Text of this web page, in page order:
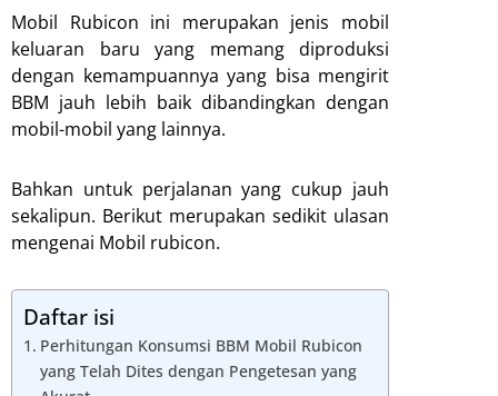
Mobil Rubicon ini merupakan jenis mobil
keluaran baru yang memang diproduksi
dengan kemampuannya yang bisa mengirit
BBM jauh lebih baik dibandingkan dengan
mobil-mobil yang lainnya.
Bahkan untuk perjalanan yang cukup jauh
sekalipun. Berikut merupakan sedikit ulasan
mengenai Mobil rubicon.
Daftar isi
Perhitungan Konsumsi BBM Mobil Rubicon
yang Telah Dites dengan Pengetesan yang